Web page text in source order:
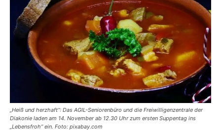
„Heiß und herzhaft“: Das AGIL-Seniorenbüro und die Freiwilligenzentrale der
Diakonie laden am 14. November ab 12.30 Uhr zum ersten Suppentag ins
„Lebensfroh“ ein. Foto: pixabay.com